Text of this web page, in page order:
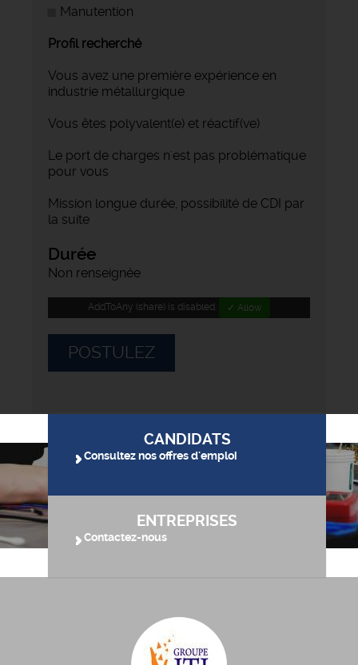
Manutention
Profil recherché
Vous avez une première expérience en
industrie métallurgique
Vous êtes polyvalent(e) et réactif(ve)
Le port de charges n'est pas problématique
pour vous
Mission longue durée, possibilité de CDI par
la suite
Durée
Non renseignée
AddToAny (share) is disabled. ✓ Allow
POSTULEZ
CANDIDATS
Consultez nos offres d'emploi
ENTREPRISES
Contactez-nous